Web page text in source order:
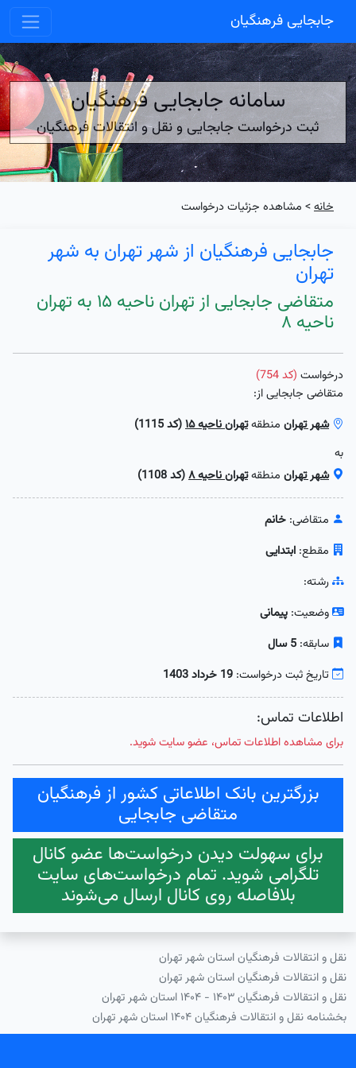
جابجایی فرهنگیان
سامانه جابجایی فرهنگیان
ثبت درخواست جابجایی و نقل و انتقالات فرهنگیان
خانه> مشاهده جزئیات درخواست
جابجایی فرهنگیان از شهر تهران به شهر
تهران
متقاضی جابجایی از تهران ناحیه ۱۵ به تهران
ناحیه ۸
درخواست (کد 754)
متقاضی جابجایی از:
شهر تهران منطقهتهران ناحیه ۱۵
(کد 1115)
به
شهر تهران منطقهتهران ناحیه ۸ (کد 1108)
متقاضی: خانم
مقطع: ابتدایی
رشته:
وضعیت: پیمانی
سابقه: 5 سال
تاریخ ثبت درخواست: 19 خرداد 1403
اطلاعات تماس:
برای مشاهده اطلاعات تماس، عضو سایت شوید.
بزرگترین بانک اطلاعاتی کشور از فرهنگیان
متقاضی جابجایی
برای سهولت دیدن درخواست‌ها عضو کانال
تلگرامی شوید. تمام درخواست‌های سایت
بلافاصله روی کانال ارسال می‌شوند
نقل و انتقالات فرهنگیان استان شهر تهران
نقل و انتقالات فرهنگیان استان شهر تهران
نقل و انتقالات فرهنگیان ۱۴۰۳ - ۱۴۰۴ استان شهر تهران
بخشنامه نقل و انتقالات فرهنگیان ۱۴۰۴ استان شهر تهران